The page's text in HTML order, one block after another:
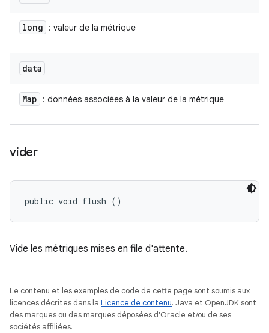
long : valeur de la métrique
data
Map : données associées à la valeur de la métrique
vider
public void flush ()
Vide les métriques mises en file d'attente.
Le contenu et les exemples de code de cette page sont soumis aux
licences décrites dans la Licence de contenu. Java et OpenJDK sont
des marques ou des marques déposées d'Oracle et/ou de ses
sociétés affiliées.